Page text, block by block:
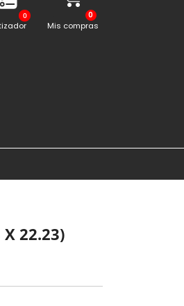
0
Mis compras
X 22.23)